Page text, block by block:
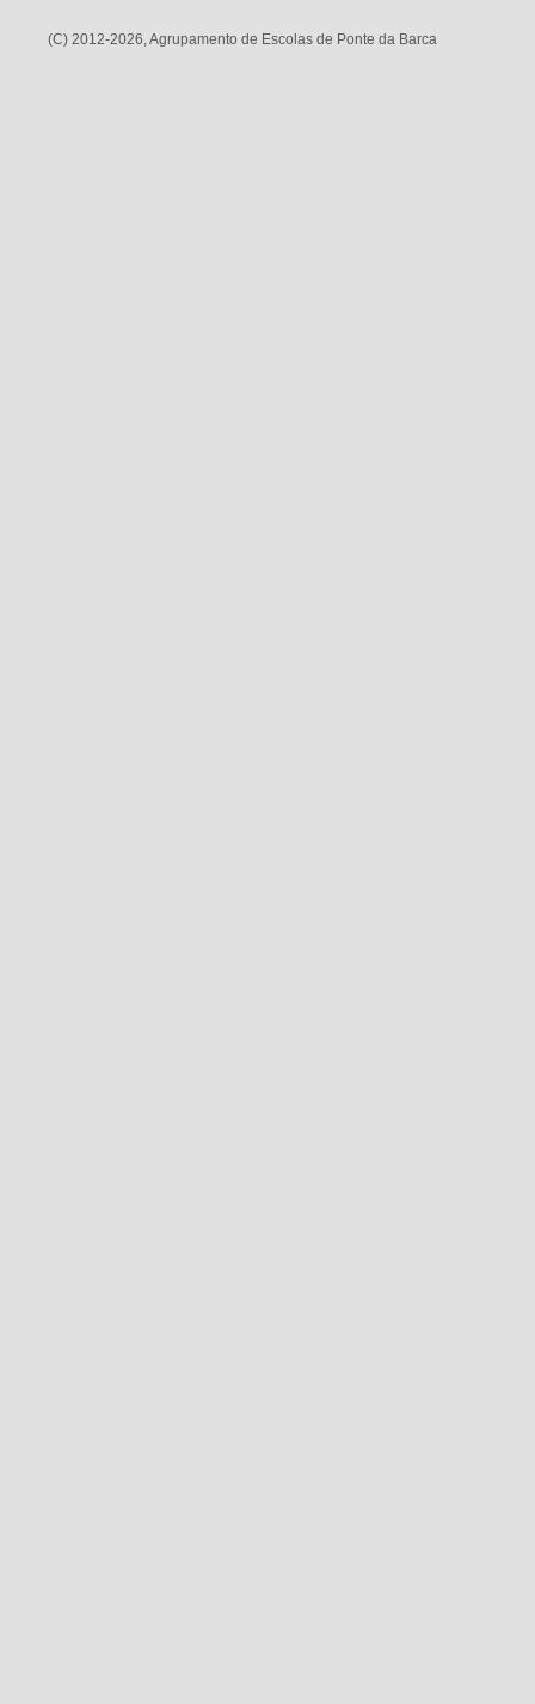
(C) 2012-2026, Agrupamento de Escolas de Ponte da Barca